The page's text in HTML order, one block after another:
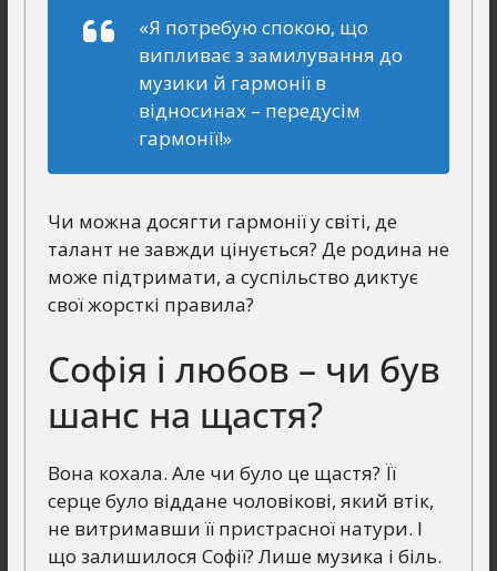
«Я потребую спокою, що
випливає з замилування до
музики й гармонії в
відносинах – передусім
гармонії!»
Чи можна досягти гармонії у світі, де
талант не завжди цінується? Де родина не
може підтримати, а суспільство диктує
свої жорсткі правила?
Софія і любов – чи був
шанс на щастя?
Вона кохала. Але чи було це щастя? Її
серце було віддане чоловікові, який втік,
не витримавши її пристрасної натури. І
що залишилося Софії? Лише музика і біль.